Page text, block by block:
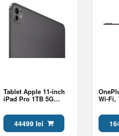
Tablet Apple 11-inch
iPad Pro 1TB 5G
44499 lei
Wi-Fi,